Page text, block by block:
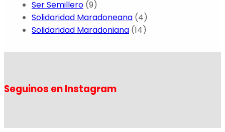
Ser Semillero (9)
Solidaridad Maradoneana (4)
Solidaridad Maradoniana (14)
Seguinos en Instagram